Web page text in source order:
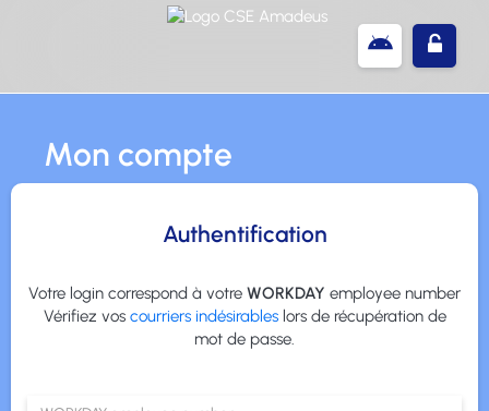
Mon compte
Authentification
Votre login correspond à votre WORKDAY employee number
Vérifiez vos courriers indésirableslors de récupération de
mot de passe.